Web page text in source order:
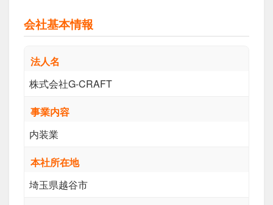
会社基本情報
法人名
株式会社G-CRAFT
事業内容
内装業
本社所在地
埼玉県越谷市